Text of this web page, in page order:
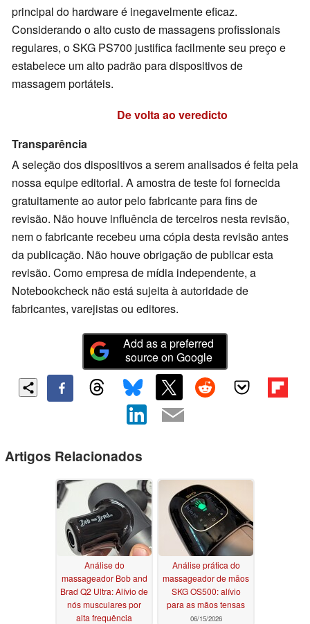
principal do hardware é inegavelmente eficaz.
Considerando o alto custo de massagens profissionais
regulares, o SKG PS700 justifica facilmente seu preço e
estabelece um alto padrão para dispositivos de
massagem portáteis.
De volta ao veredicto
Transparência
A seleção dos dispositivos a serem analisados ​​é feita pela
nossa equipe editorial. A amostra de teste foi fornecida
gratuitamente ao autor pelo fabricante para fins de
revisão. Não houve influência de terceiros nesta revisão,
nem o fabricante recebeu uma cópia desta revisão antes
da publicação. Não houve obrigação de publicar esta
revisão. Como empresa de mídia independente, a
Notebookcheck não está sujeita à autoridade de
fabricantes, varejistas ou editores.
Add as a preferred
source on Google
Artigos Relacionados
Análise do
massageador Bob and
Brad Q2 Ultra: Alívio de
nós musculares por
alta frequência
Análise prática do
massageador de mãos
SKG OS500: alívio
para as mãos tensas
06/15/2026